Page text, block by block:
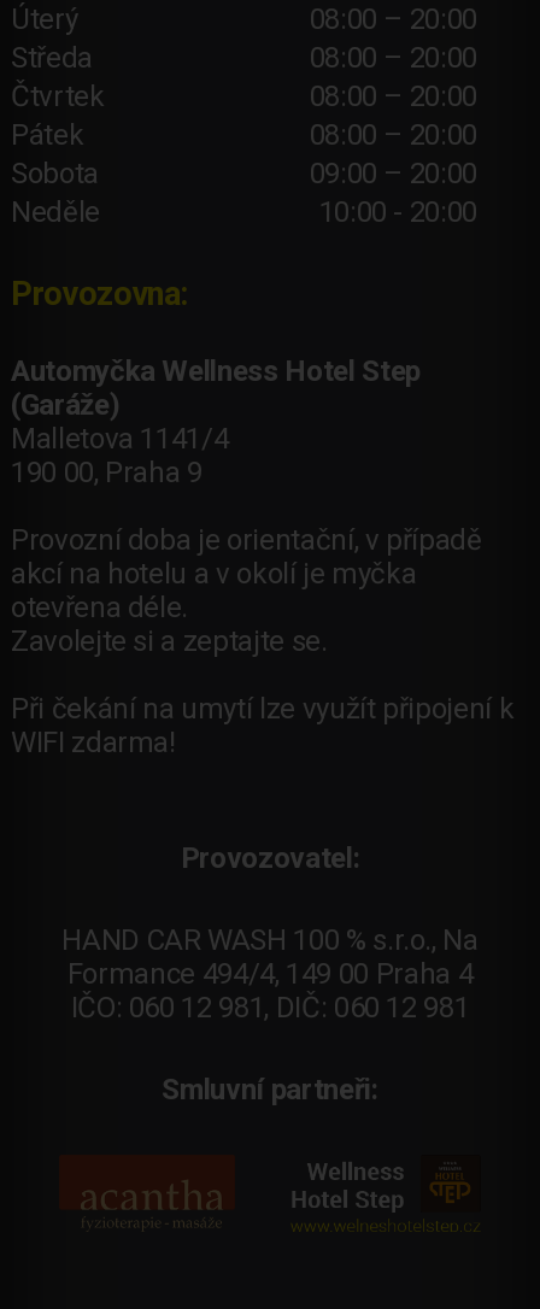
Úterý
08:00 – 20:00
Středa
08:00 – 20:00
Čtvrtek
08:00 – 20:00
Pátek
08:00 – 20:00
Sobota
09:00 – 20:00
Neděle
10:00 - 20:00
Provozovna:
Automyčka Wellness Hotel Step
(Garáže)
Malletova 1141/4
190 00, Praha 9
Provozní doba je orientační, v případě
akcí na hotelu a v okolí je myčka
otevřena déle.
Zavolejte si a zeptajte se.
Při čekání na umytí lze využít připojení k
WIFI zdarma!
Provozovatel:
HAND CAR WASH 100 % s.r.o., Na
Formance 494/4, 149 00 Praha 4
IČO: 060 12 981, DIČ: 060 12 981
Smluvní partneři: